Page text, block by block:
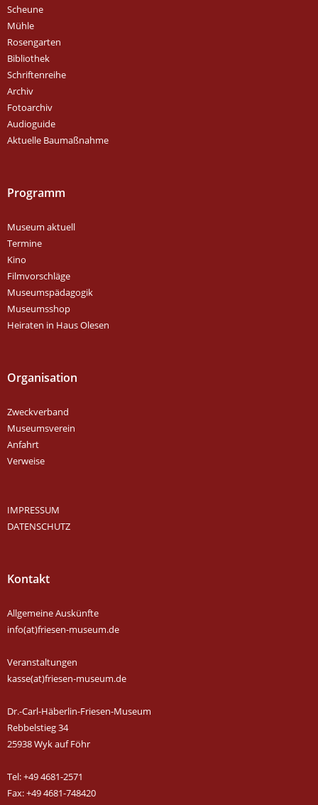
Scheune
Mühle
Rosengarten
Bibliothek
Schriftenreihe
Archiv
Fotoarchiv
Audioguide
Aktuelle Baumaßnahme
Programm
Museum aktuell
Termine
Kino
Filmvorschläge
Museumspädagogik
Museumsshop
Heiraten in Haus Olesen
Organisation
Zweckverband
Museumsverein
Anfahrt
Verweise
IMPRESSUM
DATENSCHUTZ
Kontakt
Allgemeine Auskünfte
info(at)friesen-museum.de
Veranstaltungen
kasse(at)friesen-museum.de
Dr.-Carl-Häberlin-Friesen-Museum
Rebbelstieg 34
25938 Wyk auf Föhr
Tel: +49 4681-2571
Fax: +49 4681-748420